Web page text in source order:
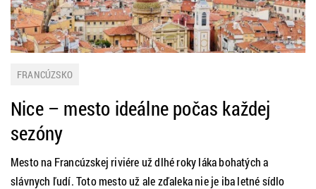
FRANCÚZSKO
Nice – mesto ideálne počas každej
sezóny
Mesto na Francúzskej riviére už dlhé roky láka bohatých a
slávnych ľudí. Toto mesto už ale zďaleka nie je iba letné sídlo